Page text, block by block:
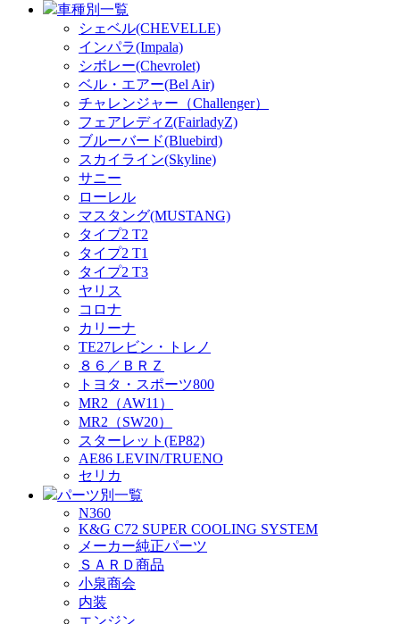
車種別一覧
シェベル(CHEVELLE)
インパラ(Impala)
シボレー(Chevrolet)
ベル・エアー(Bel Air)
チャレンジャー（Challenger）
フェアレディZ(FairladyZ)
ブルーバード(Bluebird)
スカイライン(Skyline)
サニー
ローレル
マスタング(MUSTANG)
タイプ2 T2
タイプ2 T1
タイプ2 T3
ヤリス
コロナ
カリーナ
TE27レビン・トレノ
８６／ＢＲＺ
トヨタ・スポーツ800
MR2（AW11）
MR2（SW20）
スターレット(EP82)
AE86 LEVIN/TRUENO
セリカ
パーツ別一覧
N360
K&G C72 SUPER COOLING SYSTEM
メーカー純正パーツ
ＳＡＲＤ商品
小泉商会
内装
エンジン